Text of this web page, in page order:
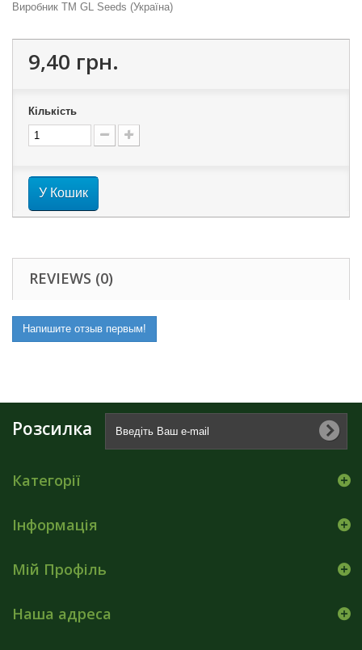
Виробник ТМ GL Seeds (Україна)
9,40 грн.
Кількість
У Кошик
REVIEWS (0)
Напишите отзыв первым!
Розсилка
Категорії
Інформація
Мій Профіль
Наша адреса